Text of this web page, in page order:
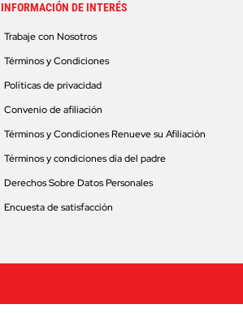
INFORMACIÓN DE INTERÉS
Trabaje con Nosotros
Términos y Condiciones
Políticas de privacidad
Convenio de afiliación
Términos y Condiciones Renueve su Afiliación
Términos y condiciones día del padre
Derechos Sobre Datos Personales
Encuesta de satisfacción